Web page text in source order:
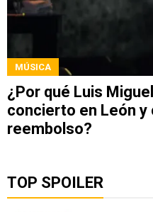
MÚSICA
¿Por qué Luis
concierto en León
reembolso?
TOP SPOILER